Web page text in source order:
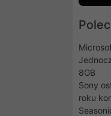
8GB
Sony
roku